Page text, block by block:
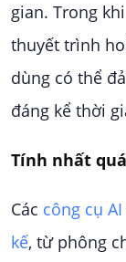
gian. Trong
thuyết trình
dùng có thể
đáng kể thời
Tính nhất
Các công cụ
kế, từ phông